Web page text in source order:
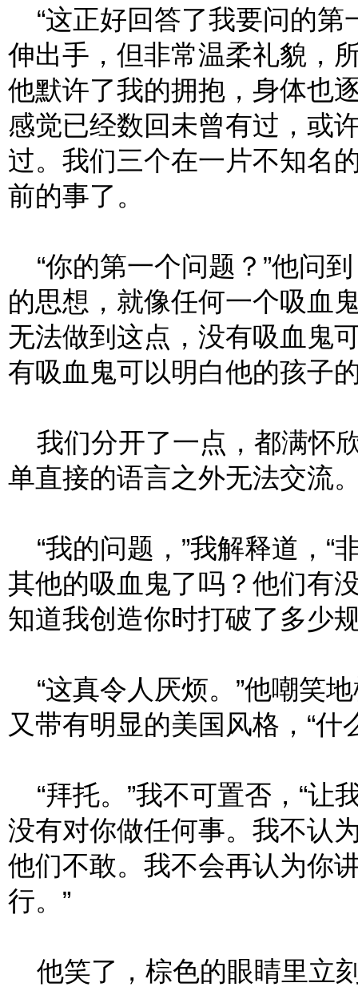
“这正好回答了我要问的第
伸出手，但非常温柔礼貌，
他默许了我的拥抱，身体也
感觉已经数回未曾有过，或
过。我们三个在一片不知名
前的事了。
“你的第一个问题？”他问
的思想，就像任何一个吸血
无法做到这点，没有吸血鬼
有吸血鬼可以明白他的孩子
我们分开了一点，都满怀
单直接的语言之外无法交流
“我的问题，”我解释道，“
其他的吸血鬼了吗？他们有
知道我创造你时打破了多少
“这真令人厌烦。”他嘲笑
又带有明显的美国风格，“什
“拜托。”我不可置否，“让
没有对你做任何事。我不认
他们不敢。我不会再认为你
行。”
他笑了，棕色的眼睛里立